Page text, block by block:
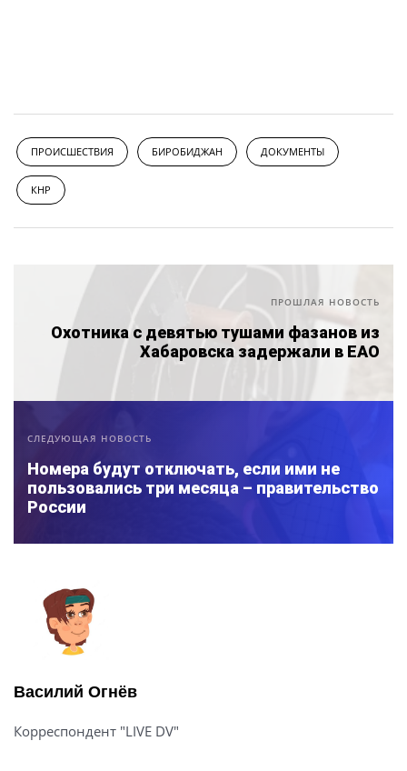
ПРОИСШЕСТВИЯ БИРОБИДЖАН ДОКУМЕНТЫ
КНР
ПРОШЛАЯ НОВОСТЬ
Охотника с девятью тушами фазанов из
Хабаровска задержали в ЕАО
СЛЕДУЮЩАЯ НОВОСТЬ
Номера будут отключать, если ими не
пользовались три месяца – правительство
России
Василий Огнёв
Корреспондент "LIVE DV"